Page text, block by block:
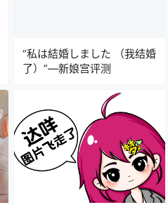
“私は結婚しました （我结婚
了）”—新娘宫评测